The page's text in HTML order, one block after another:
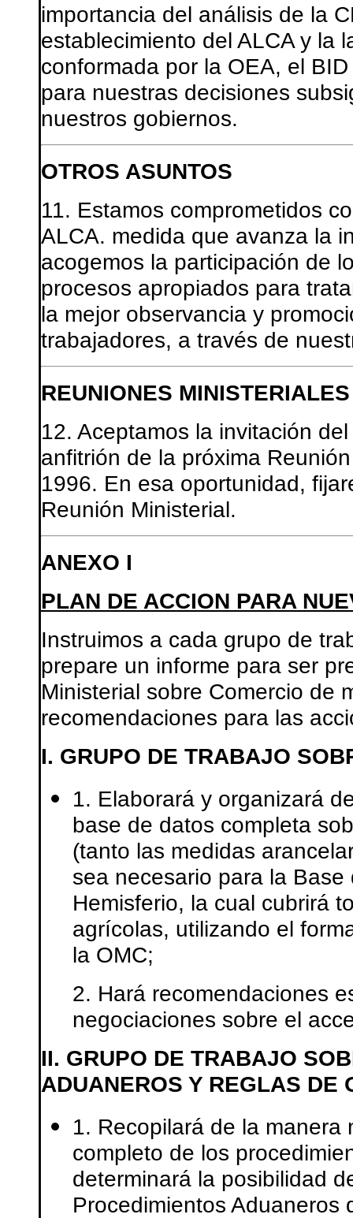
importancia del análisis de la
establecimiento del ALCA y la
conformada por la OEA, el
para nuestras decisiones
nuestros gobiernos.
OTROS ASUNTOS
11. Estamos comprometidos
ALCA. medida que avanza la
acogemos la participación de
procesos apropiados para
la mejor observancia y
trabajadores, a través de
REUNIONES
12. Aceptamos la invitación
anfitrión de la próxima
1996. En esa oportunidad,
Reunión Ministerial.
ANEXO I
PLAN DE ACCION PARA
Instruimos a cada grupo de
prepare un informe para ser
Ministerial sobre Comercio de
recomendaciones para las
I. GRUPO DE TRABAJO
1. Elaborará y organizará
base de datos completa
(tanto las medidas
sea necesario para la
Hemisferio, la cual cubrirá
agrícolas, utilizando el
la OMC;
2. Hará recomendaciones
negociaciones sobre el
II. GRUPO DE TRABAJO
ADUANEROS Y REGLAS DE
1. Recopilará de la
completo de los
determinará la posibilidad
Procedimientos Aduaneros